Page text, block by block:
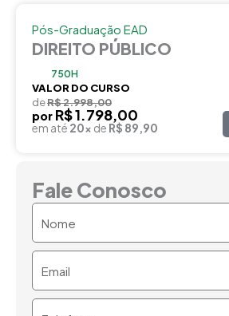
Pós-Graduação EAD
DIREITO PÚBLICO
750H
VALOR DO CURSO
deR$ 2.998,00
por R$ 1.798,00
em até 20x de R$ 89,90
Fale Conosco